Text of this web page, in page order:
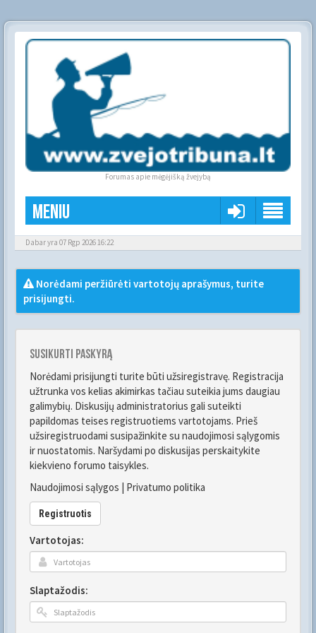
Forumas apie mėgėjišką žvejybą
Meniu
Dabar yra 07 Rgp 2026 16:22
Norėdami peržiūrėti vartotojų aprašymus, turite
prisijungti.
Susikurti paskyrą
Norėdami prisijungti turite būti užsiregistravę. Registracija
užtrunka vos kelias akimirkas tačiau suteikia jums daugiau
galimybių. Diskusijų administratorius gali suteikti
papildomas teises registruotiems vartotojams. Prieš
užsiregistruodami susipažinkite su naudojimosi sąlygomis
ir nuostatomis. Naršydami po diskusijas perskaitykite
kiekvieno forumo taisykles.
Naudojimosi sąlygos | Privatumo politika
Registruotis
Vartotojas:
Slaptažodis: